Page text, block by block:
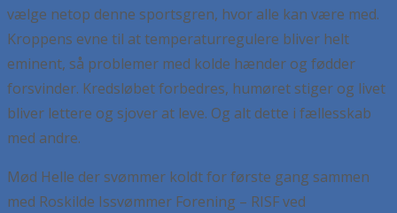
vælge netop denne sportsgren, hvor alle kan være med.
Kroppens evne til at temperaturregulere bliver helt
eminent, så problemer med kolde hænder og fødder
forsvinder. Kredsløbet forbedres, humøret stiger og livet
bliver lettere og sjover at leve. Og alt dette i fællesskab
med andre.
Mød Helle der svømmer koldt for første gang sammen
med Roskilde Issvømmer Forening – RISF ved